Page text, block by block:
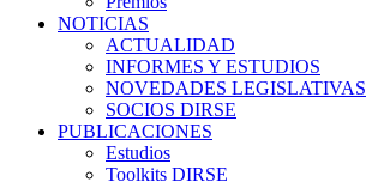
NOTICIAS
ACTUALIDAD
INFORMES Y ESTUDIOS
NOVEDADES LEGISLATIVAS
SOCIOS DIRSE
PUBLICACIONES
Estudios
Toolkits DIRSE